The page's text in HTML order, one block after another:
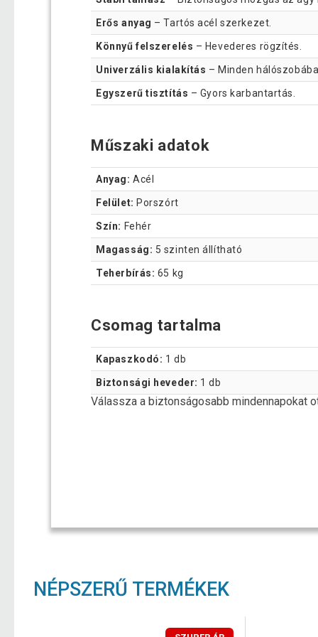
Erős anyag – Tartós acél szerkezet.
Könnyű felszerelés – Hevederes rögzítés.
Univerzális kialakítás – Minden hálószobába
Egyszerű tisztítás – Gyors karbantartás.
Műszaki adatok
Anyag: Acél
Felület: Porszórt
Szín: Fehér
Magasság: 5 szinten állítható
Teherbírás: 65 kg
Csomag tartalma
Kapaszkodó: 1 db
Biztonsági heveder: 1 db
Válassza a biztonságosabb mindennapokat
NÉPSZERŰ TERMÉKEK